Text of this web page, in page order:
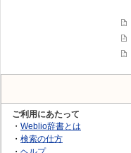
ご利用にあたって
・ Weblio辞書とは
・ 検索の仕方